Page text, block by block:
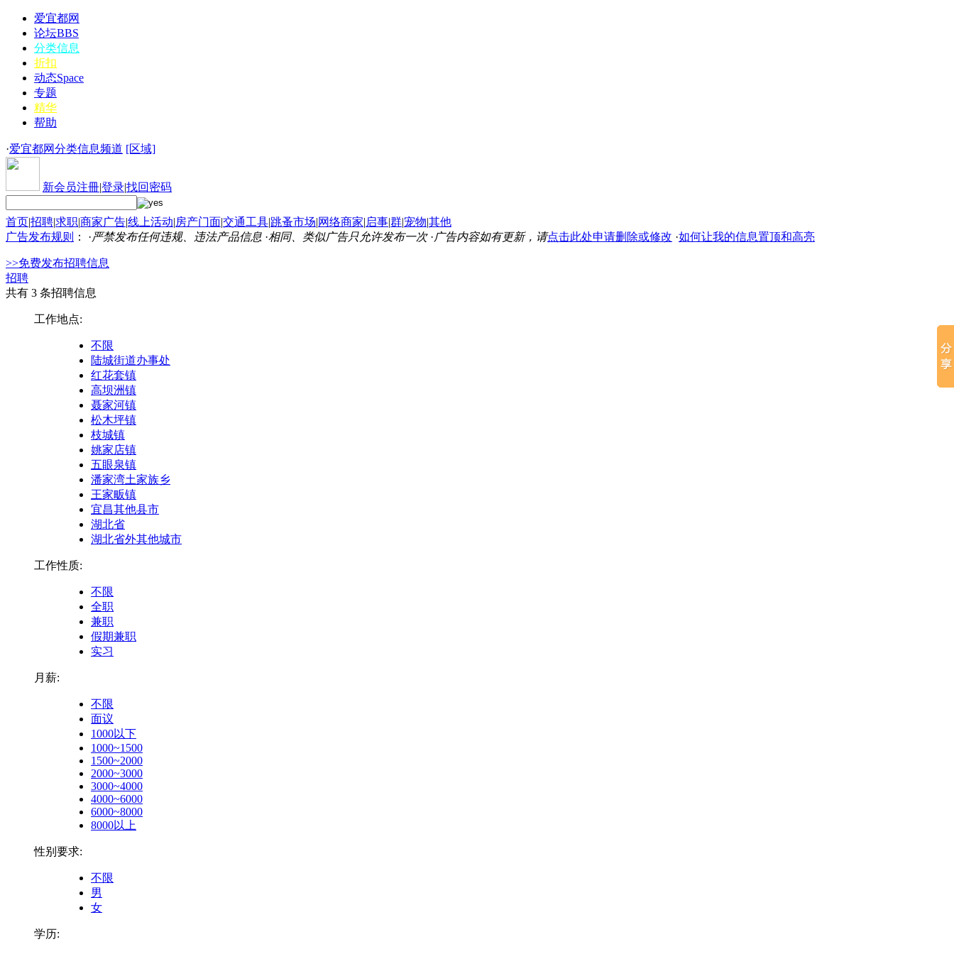
爱宜都网
论坛BBS
分类信息
折扣
动态Space
专题
精华
帮助
·爱宜都网分类信息频道 [区域]
新会员注冊|登录|找回密码
首页|招聘|求职|商家广告|线上活动|房产门面|交通工具|跳蚤市场|网络商家| 启事|群|宠物|其他
广告发布规则
： ·严禁发布任何违规、违法产品信息 ·相同、类似广告只允许发布一次·广告内容如有更新，请点击此处申请删除或修改 ·如何让我的信息置顶和高亮
>>免费发布招聘信息
招聘
共有 3 条招聘信息
工作地点:
不限
陆城街道办事处
红花套镇
高坝洲镇
聂家河镇
松木坪镇
枝城镇
姚家店镇
五眼泉镇
潘家湾土家族乡
王家畈镇
宜昌其他县市
湖北省
湖北省外其他城市
工作性质:
不限
全职
兼职
假期兼职
实习
月薪:
不限
面议
1000以下
1000~1500
1500~2000
2000~3000
3000~4000
4000~6000
6000~8000
8000以上
性别要求:
不限
男
女
学历: